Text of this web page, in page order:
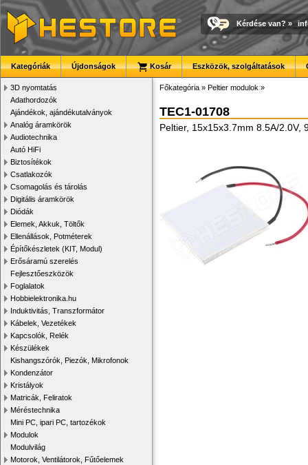
Kérdése van? »
Kategóriák Újdonságok Kosár Eszközök, szolgáltatások
3D nyomtatás
Adathordozók
Ajándékok, ajándékutalványok
Analóg áramkörök
Audiotechnika
Autó HiFi
Biztosítékok
Csatlakozók
Csomagolás és tárolás
Digitális áramkörök
Diódák
Elemek, Akkuk, Töltők
Ellenállások, Potméterek
Építőkészletek (KIT, Modul)
Erősáramú szerelés
Fejlesztőeszközök
Foglalatok
Hobbielektronika.hu
Induktivitás, Transzformátor
Kábelek, Vezetékek
Kapcsolók, Relék
Készülékek
Kishangszórók, Piezók, Mikrofonok
Kondenzátor
Kristályok
Matricák, Feliratok
Méréstechnika
Mini PC, ipari PC, tartozékok
Modulok
Modulvilág
Motorok, Ventilátorok, Fűtőelemek
Főkategória » Peltier modulok »
TEC1-01708
Peltier, 15x15x3.7mm 8.5A/2.0V,